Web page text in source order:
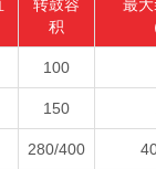
转鼓容
积
最
100
150
280/400